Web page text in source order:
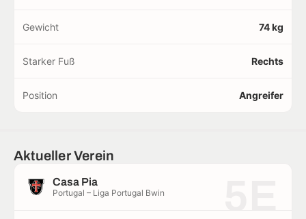
Gewicht 74 kg
Starker Fuß Rechts
Position Angreifer
Aktueller Verein
Casa Pia
Portugal – Liga Portugal Bwin